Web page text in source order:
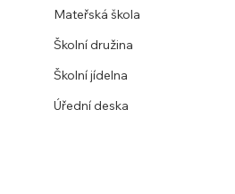
Mateřská škola
Školní družina
Školní jídelna
Úřední deska